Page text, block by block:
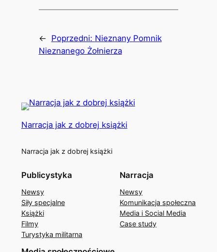
← Poprzedni: Nieznany Pomnik
Nieznanego Żołnierza
Narracja jak z dobrej książki
Narracja jak z dobrej książki
Publicystyka
Newsy
Siły specjalne
Książki
Filmy
Turystyka militarna
Narracja
Newsy
Komunikacja społeczna
Media i Social Media
Case study